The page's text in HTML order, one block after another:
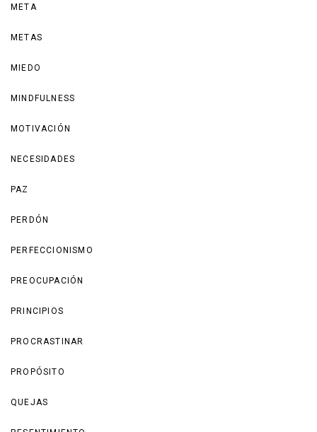
META
METAS
MIEDO
MINDFULNESS
MOTIVACIÓN
NECESIDADES
PAZ
PERDÓN
PERFECCIONISMO
PREOCUPACIÓN
PRINCIPIOS
PROCRASTINAR
PROPÓSITO
QUEJAS